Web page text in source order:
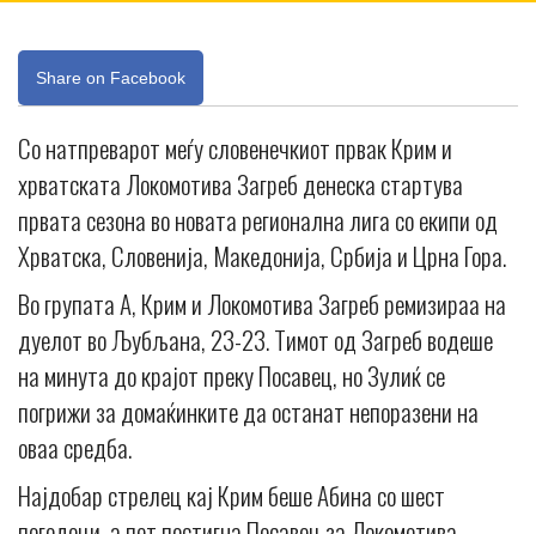
Share on Facebook
Со натпреварот меѓу словенечкиот првак Крим и
хрватската Локомотива Загреб денеска стартува
првата сезона во новата регионална лига со екипи од
Хрватска, Словенија, Македонија, Србија и Црна Гора.
Во групата А, Крим и Локомотива Загреб ремизираа на
дуелот во Љубљана, 23-23. Тимот од Загреб водеше
на минута до крајот преку Посавец, но Зулиќ се
погрижи за домаќинките да останат непоразени на
оваа средба.
Најдобар стрелец кај Крим беше Абина со шест